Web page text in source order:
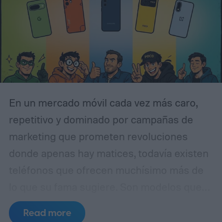
promocional oficial, del tipo que la marca
suele publicar recién después del
lanzamiento.
En un mercado móvil cada vez más caro,
repetitivo y dominado por campañas de
marketing que prometen revoluciones
donde apenas hay matices, todavía existen
no siempre lideran las conversaciones, que
Read more